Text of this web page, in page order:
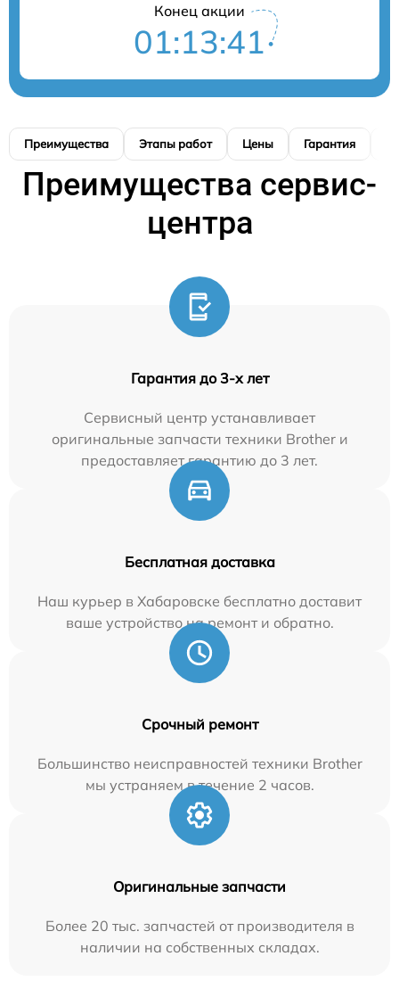
Конец акции
01:13:40
Преимущества Этапы работ Цены Гарантия
Преимущества сервис-
центра
Гарантия до 3-х лет
Сервисный центр устанавливает
оригинальные запчасти техники Brother и
предоставляет гарантию до 3 лет.
Бесплатная доставка
Наш курьер в Хабаровске бесплатно доставит
ваше устройство на ремонт и обратно.
Срочный ремонт
Большинство неисправностей техники Brother
мы устраняем в течение 2 часов.
Оригинальные запчасти
Более 20 тыс. запчастей от производителя в
наличии на собственных складах.